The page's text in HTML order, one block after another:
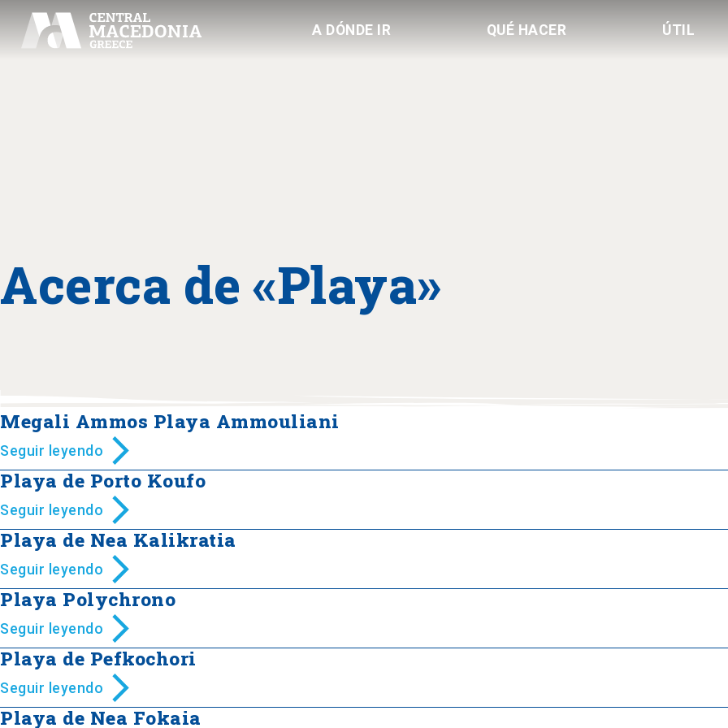
A DÓNDE IR QUÉ HACER ÚTIL
Acerca de «Playa»
Megali Ammos Playa Ammouliani
Seguir leyendo
Playa de Porto Koufo
Seguir leyendo
Playa de Nea Kalikratia
Seguir leyendo
Playa Polychrono
Seguir leyendo
Playa de Pefkochori
Seguir leyendo
Playa de Nea Fokaia